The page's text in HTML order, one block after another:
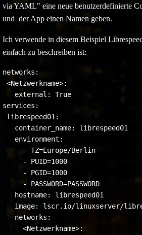
via YAML" eine neue benutzerdefinierte
und der App einen Namen geben.
Ich verwende in diesem Beispiel
einfach zu beschreiben ist:
networks:
<Netzwerkname>:
   external: True
services:
librespeed01:
   container_name: librespeed01
   environment:
     - TZ=Europe/Berlin
     - PUID=1000
     - PGID=1000
     - PASSWORD=PASSWORD
   hostname: librespeed01
image: lscr.io/linuxserver/
   networks:
     <Netzwerkname>: